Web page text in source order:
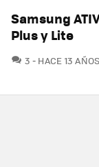
Samsung
Plus y Lite
3 COMENTARIOS
HACE 13 AÑOS